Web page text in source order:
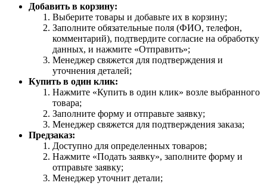
Добавить в корзину:
Выберите товары и добавьте их в корзину;
Заполните обязательные поля (ФИО, телефон,
комментарий), подтвердите согласие на обработку
данных, и нажмите «Отправить»;
Менеджер свяжется для подтверждения и
уточнения деталей;
Купить в один клик:
Нажмите «Купить в один клик» возле выбранного
товара;
Заполните форму и отправьте заявку;
Менеджер свяжется для подтверждения заказа;
Предзаказ:
Доступно для определенных товаров;
Нажмите «Подать заявку», заполните форму и
отправьте заявку;
Менеджер уточнит детали;